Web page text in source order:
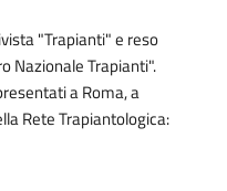
"Trapianti" e reso
Nazionale Trapianti".
a Roma, a
Rete Trapiantologica: